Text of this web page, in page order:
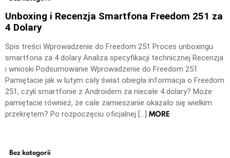
Unboxing i Recenzja Smartfona Freedom 251 za
4 Dolary
Spis treści Wprowadzenie do Freedom 251 Proces unboxingu
smartfona za 4 dolary Analiza specyfikacji technicznej Recenzja
i wnioski Podsumowanie Wprowadzenie do Freedom 251
Pamiętacie jak w lutym cały świat obiegła informacja o Freedom
251, czyli smartfonie z Androidem za niecałe 4 dolary? Może
pamiętacie również, że całe zamieszanie okazało się wielkim
przekrętem? Po rozpoczęciu oficjalnej […] MORE
Bez kategorii